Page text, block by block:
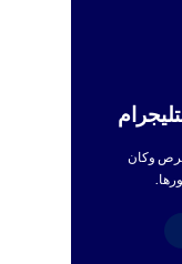
وكان